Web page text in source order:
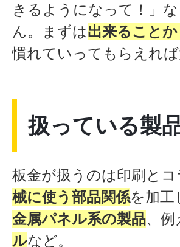
きるようになって！」
ん。まずは出来ること
慣れていってもらえれ
扱っている製
板金が扱うのは印刷と
械に使う部品関係を加工
金属パネル系の製品、例
ルなど。